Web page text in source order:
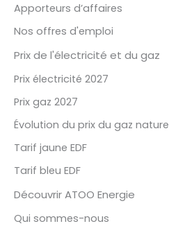
Apporteurs d’affaires
Nos offres d'emploi
Prix de l'électricité et du gaz
Prix électricité 2027
Prix gaz 2027
Évolution du prix du gaz
Tarif jaune EDF
Tarif bleu EDF
Découvrir ATOO Energie
Qui sommes-nous